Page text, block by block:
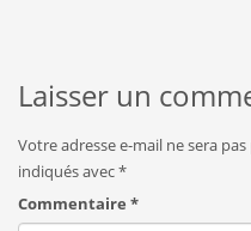
Laisser un
Votre adresse e-mail ne sera
indiqués avec*
Commentaire *